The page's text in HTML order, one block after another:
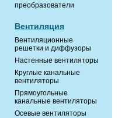
преобразователи
Вентиляция
Вентиляционные
решетки и диффузоры
Настенные вентиляторы
Круглые канальные
вентиляторы
Прямоугольные
канальные вентиляторы
Осевые вентиляторы